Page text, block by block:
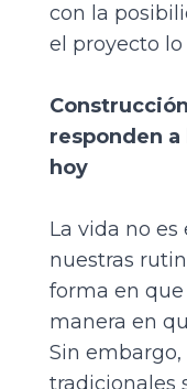
con la
el proyecto lo
responden
hoy
La vida no es
nuestras
forma en
manera en
Sin
tradicionales